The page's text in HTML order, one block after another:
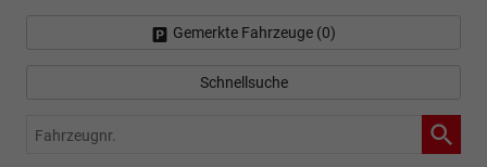
Gemerkte Fahrzeuge (0)
Schnellsuche
Fahrzeugnr.